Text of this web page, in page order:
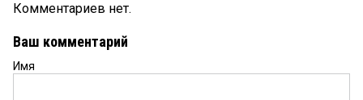
Комментариев нет.
Ваш комментарий
Имя